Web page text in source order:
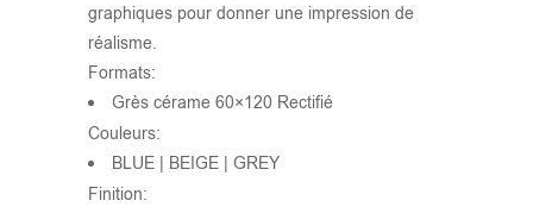
graphiques pour donner une impression de
réalisme.
Formats:
Grès cérame 60×120 Rectifié
Couleurs:
BLUE | BEIGE | GREY
Finition: